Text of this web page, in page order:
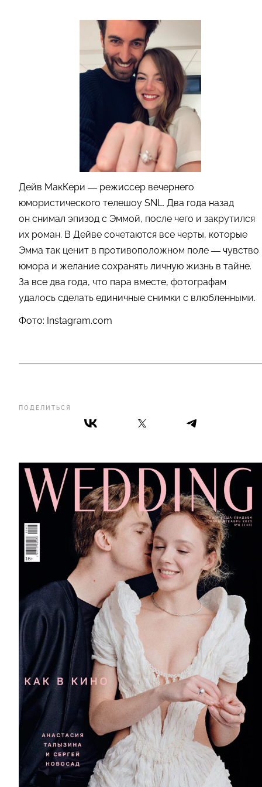
ПОДЕЛИТЬСЯ
Дейв МакКери — режиссер вечернего
юмористического телешоу SNL. Два года назад
он снимал эпизод с Эммой, после чего и закрутился
их роман. В Дейве сочетаются все черты, которые
Эмма так ценит в противоположном поле — чувство
юмора и желание сохранять личную жизнь в тайне.
За все два года, что пара вместе, фотографам
удалось сделать единичные снимки с влюбленными.
Фото: Instagram.com